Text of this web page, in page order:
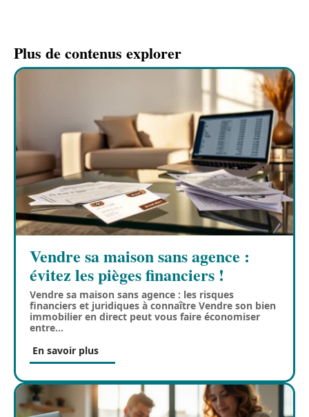
Plus de contenus explorer
Vendre sa maison sans agence :
évitez les pièges financiers !
Vendre sa maison sans agence : les risques
financiers et juridiques à connaître Vendre son bien
immobilier en direct peut vous faire économiser
entre…
En savoir plus